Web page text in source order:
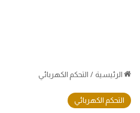
الرئيسية / التحكم الكهربائي
التحكم الكهربائي